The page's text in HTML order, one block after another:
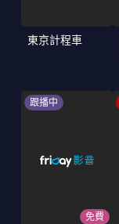
東京計程車
跟播中
免費